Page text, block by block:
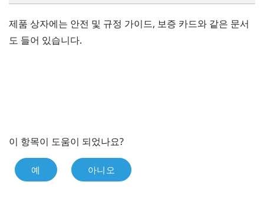
제품 상자에는 안전 및 규정 가이드, 보증 카드와 같은 문서
도 들어 있습니다.
이 항목이 도움이 되었나요?
예 아니오